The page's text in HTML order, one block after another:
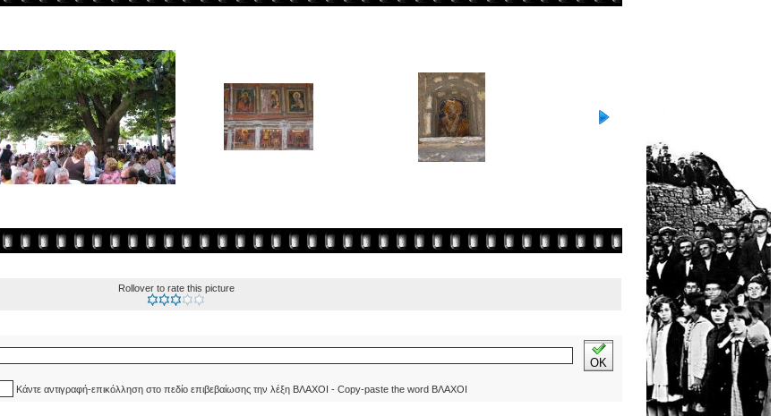
Rollover to rate this picture
OK
Κάντε αντιγραφή-επικόλληση στο πεδίο επιβεβαίωσης την λέξη ΒΛΑΧΟΙ - Copy-paste the word ΒΛΑΧΟΙ